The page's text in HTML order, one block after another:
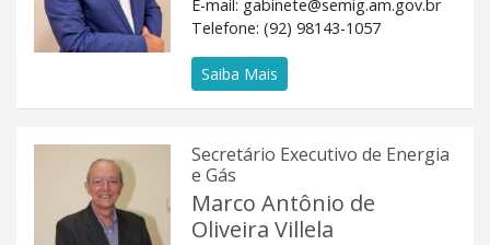
E-mail: gabinete@semig.am.gov.br
Telefone: (92) 98143-1057
Saiba Mais
Secretário Executivo de Energia
e Gás
Marco Antônio de
Oliveira Villela